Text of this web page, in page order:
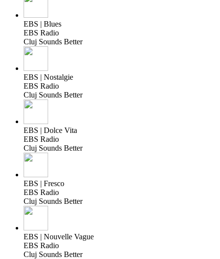
EBS | Blues
EBS Radio
Cluj Sounds Better
EBS | Nostalgie
EBS Radio
Cluj Sounds Better
EBS | Dolce Vita
EBS Radio
Cluj Sounds Better
EBS | Fresco
EBS Radio
Cluj Sounds Better
EBS | Nouvelle Vague
EBS Radio
Cluj Sounds Better